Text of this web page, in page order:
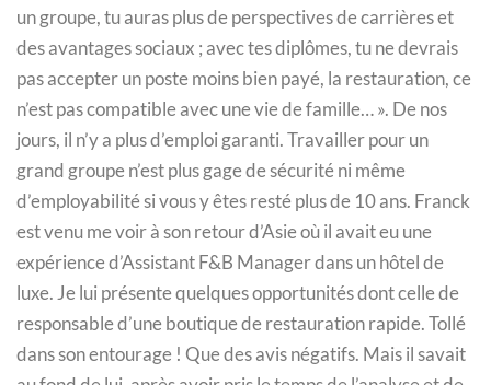
un groupe, tu auras plus de perspectives de carrières et
des avantages sociaux ; avec tes diplômes, tu ne devrais
pas accepter un poste moins bien payé, la restauration, ce
n’est pas compatible avec une vie de famille… ». De nos
jours, il n’y a plus d’emploi garanti. Travailler pour un
grand groupe n’est plus gage de sécurité ni même
d’employabilité si vous y êtes resté plus de 10 ans. Franck
est venu me voir à son retour d’Asie où il avait eu une
expérience d’Assistant F&B Manager dans un hôtel de
luxe. Je lui présente quelques opportunités dont celle de
responsable d’une boutique de restauration rapide. Tollé
dans son entourage ! Que des avis négatifs. Mais il savait